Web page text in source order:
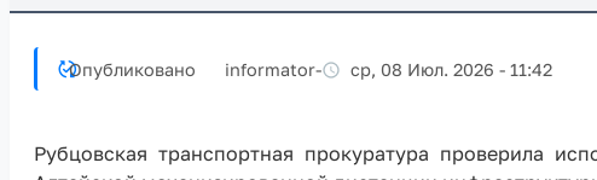
Опубликовано informator- ср, 08 Июл. 2026 - 11:42
Рубцовская транспортная прокуратура проверила